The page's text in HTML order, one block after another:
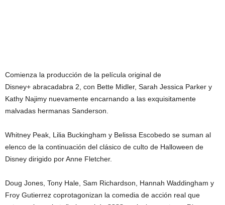
Comienza la producción de la película original de
Disney+ abracadabra 2, con Bette Midler, Sarah Jessica Parker y
Kathy Najimy nuevamente encarnando a las exquisitamente
malvadas hermanas Sanderson.
Whitney Peak, Lilia Buckingham y Belissa Escobedo se suman al
elenco de la continuación del clásico de culto de Halloween de
Disney dirigido por Anne Fletcher.
Doug Jones, Tony Hale, Sam Richardson, Hannah Waddingham y
Froy Gutierrez coprotagonizan la comedia de acción real que